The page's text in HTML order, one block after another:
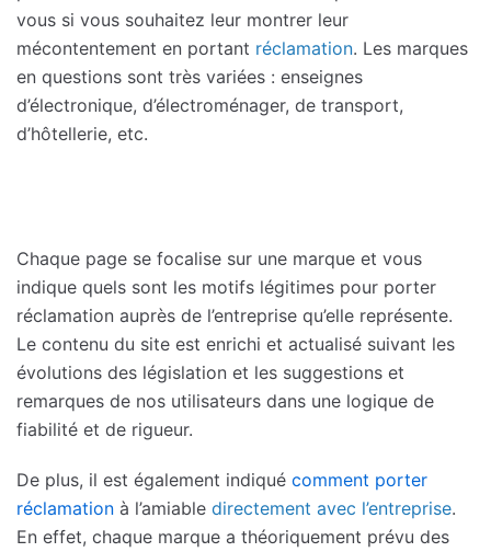
vous si vous souhaitez leur montrer leur
mécontentement en portant réclamation. Les marques
en questions sont très variées : enseignes
d’électronique, d’électroménager, de transport,
d’hôtellerie, etc.
Chaque page se focalise sur une marque et vous
indique quels sont les motifs légitimes pour porter
réclamation auprès de l’entreprise qu’elle représente.
Le contenu du site est enrichi et actualisé suivant les
évolutions des législation et les suggestions et
remarques de nos utilisateurs dans une logique de
fiabilité et de rigueur.
De plus, il est également indiqué comment porter
réclamation à l’amiable directement avec l’entreprise.
En effet, chaque marque a théoriquement prévu des